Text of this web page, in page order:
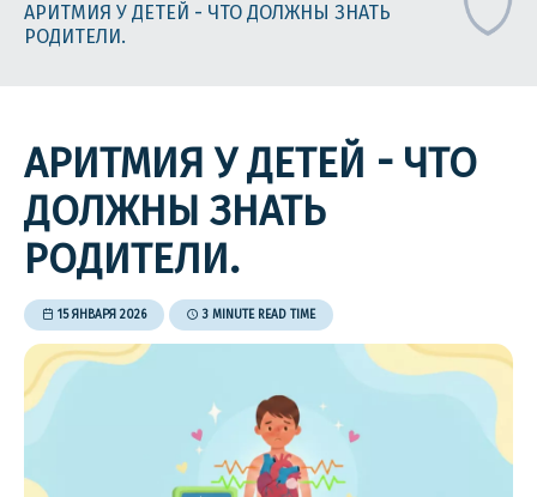
АРИТМИЯ У ДЕТЕЙ - ЧТО ДОЛЖНЫ ЗНАТЬ
РОДИТЕЛИ.
АРИТМИЯ У ДЕТЕЙ - ЧТО
ДОЛЖНЫ ЗНАТЬ
РОДИТЕЛИ.
15 ЯНВАРЯ 2026 3 MINUTE READ TIME